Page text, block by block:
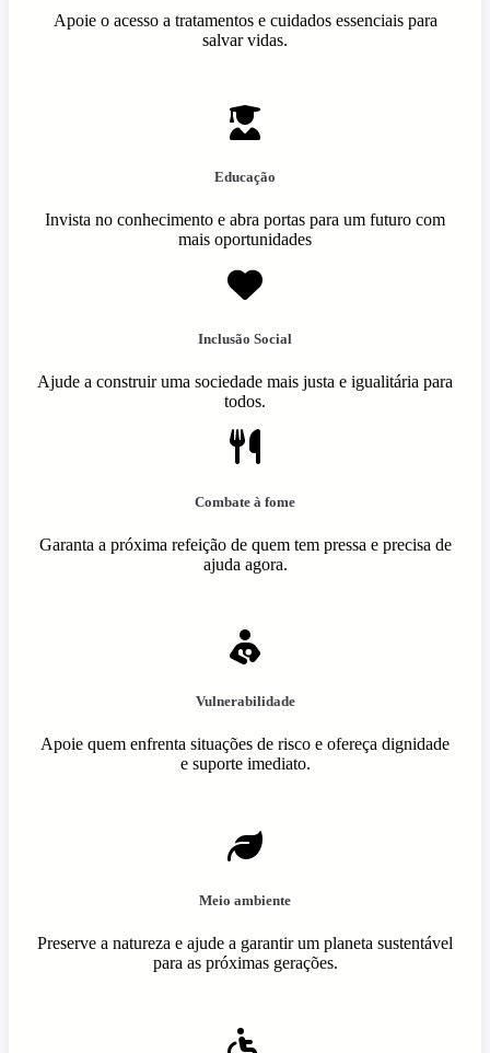
Apoie o acesso a tratamentos e cuidados essenciais para
salvar vidas.
Educação
Invista no conhecimento e abra portas para um futuro com
mais oportunidades
Inclusão Social
Ajude a construir uma sociedade mais justa e igualitária para
todos.
Combate à fome
Garanta a próxima refeição de quem tem pressa e precisa de
ajuda agora.
Vulnerabilidade
Apoie quem enfrenta situações de risco e ofereça dignidade
e suporte imediato.
Meio ambiente
Preserve a natureza e ajude a garantir um planeta sustentável
para as próximas gerações.